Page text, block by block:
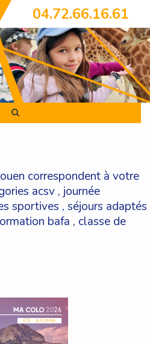
04.72.66.16.61
correspondent à votre
acsv , journée
sportives , séjours adaptés
bafa , classe de